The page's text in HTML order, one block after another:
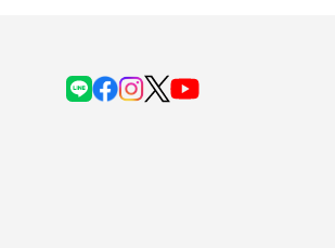
L
N
a
i
n
s
X
Y
o
u